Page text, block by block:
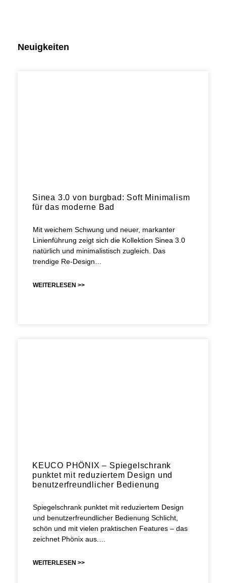
Neuigkeiten
Sinea 3.0 von burgbad: Soft Minimalism
für das moderne Bad
Mit weichem Schwung und neuer, markanter
Linienführung zeigt sich die Kollektion Sinea 3.0
natürlich und minimalistisch zugleich. Das
trendige Re-Design…
WEITERLESEN >>
KEUCO PHÖNIX – Spiegelschrank
punktet mit reduziertem Design und
benutzerfreundlicher Bedienung
Spiegelschrank punktet mit reduziertem Design
und benutzerfreundlicher Bedienung Schlicht,
schön und mit vielen praktischen Features – das
zeichnet Phönix aus.…
WEITERLESEN >>